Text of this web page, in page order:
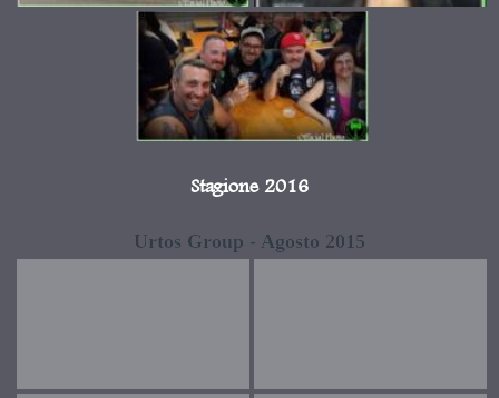
Stagione 2016
Urtos Group - Agosto 2015